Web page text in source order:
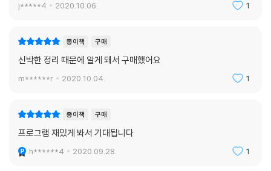
j*****4 2020.10.06. 1
종이책 구매
신박한 정리 때문에 알게 돼서 구매했어요
m******r 2020.10.04. 1
종이책 구매
프로그램 재밌게 봐서 기대됩니다
h******4 2020.09.28. 1